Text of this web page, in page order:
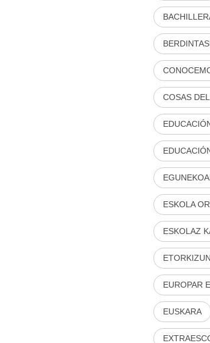
COSAS
ESKOLA
ESKOLAZ
EUROPAR
EUSKARA